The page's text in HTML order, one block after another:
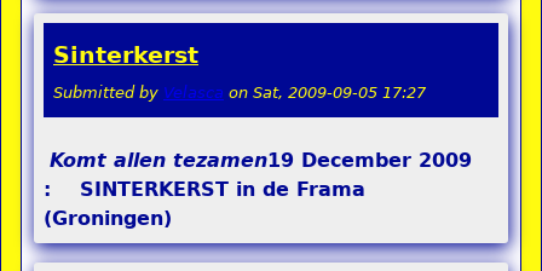
Sinterkerst
Submitted by Velasca on Sat, 2009-09-05 17:27
Komt allen tezamen19 December 2009
: SINTERKERST in de Frama
(Groningen)